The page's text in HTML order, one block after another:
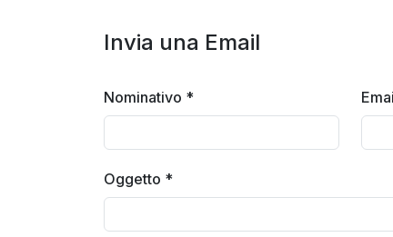
Invia una Email
Nominativo *
Oggetto *